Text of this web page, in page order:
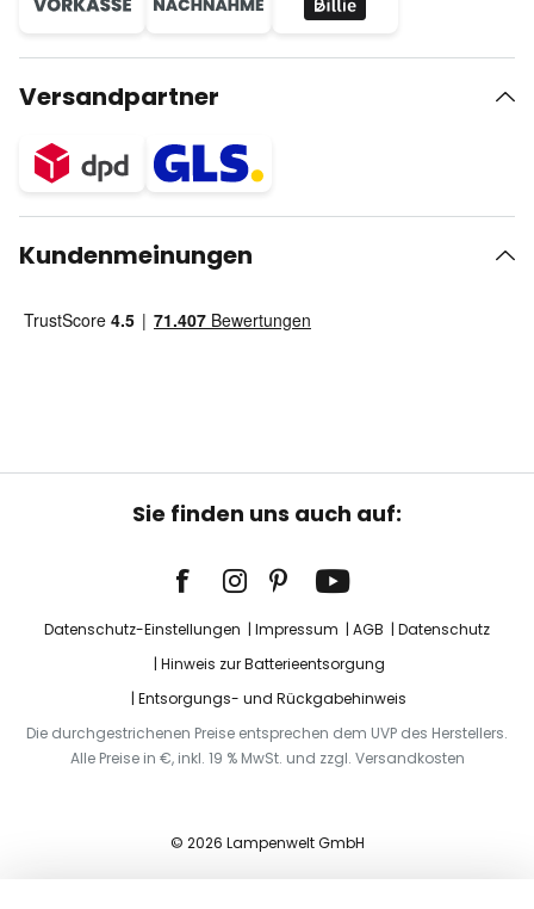
Versandpartner
Kundenmeinungen
Sie finden uns auch auf:
Datenschutz-Einstellungen Impressum AGB
Datenschutz
Hinweis zur Batterieentsorgung
Entsorgungs- und Rückgabehinweis
Die durchgestrichenen Preise entsprechen dem UVP des Herstellers.
Alle Preise in €, inkl. 19 % MwSt. und zzgl. Versandkosten
© 2026 Lampenwelt GmbH